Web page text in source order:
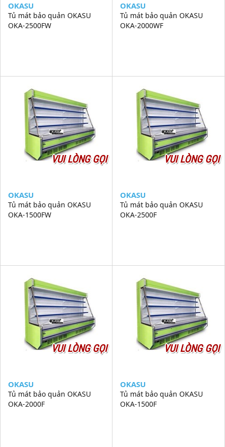
OKASU
Tủ mát bảo quản OKASU
OKA-2500FW
OKASU
Tủ mát bảo quản OKASU
OKA-2000WF
VUI LÒNG GỌI
OKASU
Tủ mát bảo quản OKASU
OKA-1500FW
VUI LÒNG GỌI
OKASU
Tủ mát bảo quản OKASU
OKA-2500F
VUI LÒNG GỌI
OKASU
Tủ mát bảo quản OKASU
OKA-2000F
VUI LÒNG GỌI
OKASU
Tủ mát bảo quản OKASU
OKA-1500F